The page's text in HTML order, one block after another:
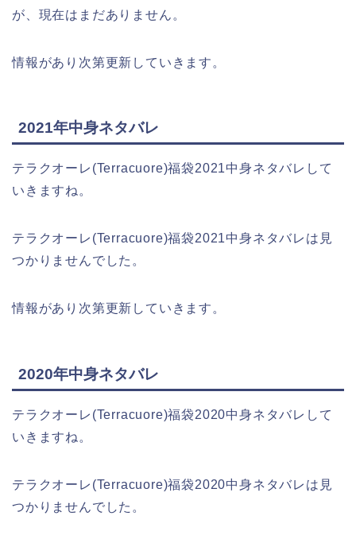
が、現在はまだありません。
情報があり次第更新していきます。
2021年中身ネタバレ
テラクオーレ(Terracuore)福袋2021中身ネタバレして
いきますね。
テラクオーレ(Terracuore)福袋2021中身ネタバレは見
つかりませんでした。
情報があり次第更新していきます。
2020年中身ネタバレ
テラクオーレ(Terracuore)福袋2020中身ネタバレして
いきますね。
テラクオーレ(Terracuore)福袋2020中身ネタバレは見
つかりませんでした。